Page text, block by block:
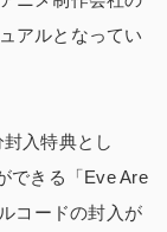
アルとなってい
入特典とし
できる「Eve Are
コードの封入が